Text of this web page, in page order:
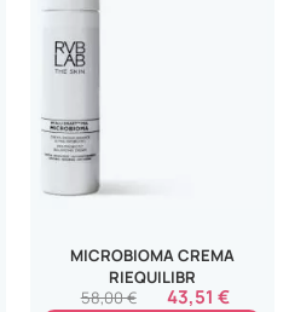
MICROBIOMA CREMA
RIEQUILIBR
43,51 €
58,00 €